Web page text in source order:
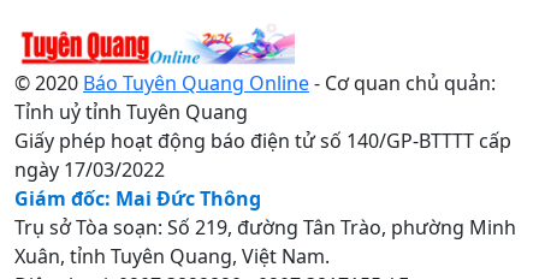
© 2020 Báo Tuyên Quang Online- Cơ quan chủ quản:
Tỉnh uỷ tỉnh Tuyên Quang
Giấy phép hoạt động báo điện tử số 140/GP-BTTTT cấp
ngày 17/03/2022
Giám đốc: Mai Đức Thông
Trụ sở Tòa soạn: Số 219, đường Tân Trào, phường Minh
Xuân, tỉnh Tuyên Quang, Việt Nam.